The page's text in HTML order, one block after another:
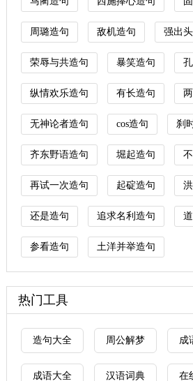
周璐造句 敌机造句 强出
荣辱与共造句 暴笑造句
纵情欢乐造句 有长造句
无神论者造句 cos造句 刹
齐东野语造句 堀起造句
再试一次造句 起碇造句
还是造句 追求名利造句
参看造句 土洋并举造句
热门工具
造句大全 周公解梦 成
成语大全 汉语词典 在